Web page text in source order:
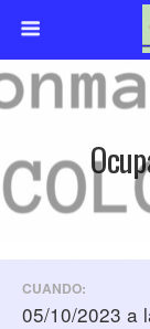
CUANDO:
05/10/2023 a